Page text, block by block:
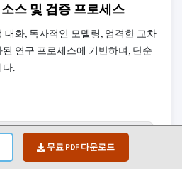
무료 PDF 다운로드
스 및 검증 프로세스
대화, 독자적인 모델링, 엄격한 교차
연구 프로세스에 기반하며, 단순
다.
널리스트 감독